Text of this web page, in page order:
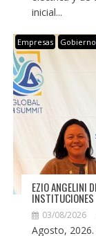
inicial...
Empresas Gobierno
EZIO ANGELINI
INSTITUCIONES
03/08/2026
Agosto,